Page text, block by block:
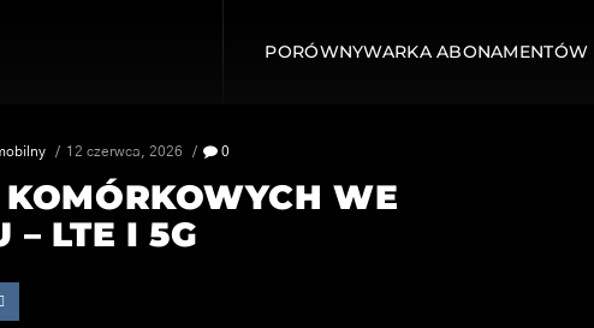
PORÓWNYWARKA ABONAMENTÓW
12 czerwca, 2026 0
WE
– LTE I 5G